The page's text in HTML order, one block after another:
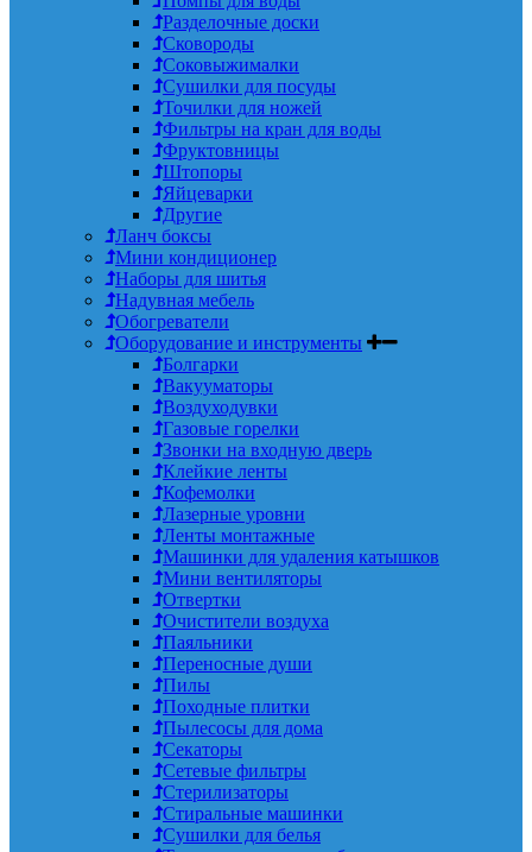
Разделочные доски
Сковороды
Соковыжималки
Сушилки для посуды
Точилки для ножей
Фильтры на кран для воды
Фруктовницы
Штопоры
Яйцеварки
Другие
Ланч боксы
Мини кондиционер
Наборы для шитья
Надувная мебель
Обогреватели
Оборудование и инструменты
Болгарки
Вакууматоры
Воздуходувки
Газовые горелки
Звонки на входную дверь
Клейкие ленты
Кофемолки
Лазерные уровни
Ленты монтажные
Машинки для удаления катышков
Мини вентиляторы
Отвертки
Очистители воздуха
Паяльники
Переносные души
Пилы
Походные плитки
Пылесосы для дома
Секаторы
Сетевые фильтры
Стерилизаторы
Стиральные машинки
Сушилки для белья